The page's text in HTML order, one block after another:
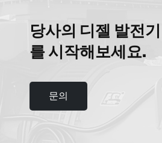
당사의 디젤 발전
를 시작해보세요.
문의